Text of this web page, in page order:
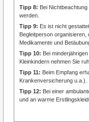
Tipp 8: Bei
werden.
Tipp 9: Es ist nicht
Begleitperson
Medikamente und
Tipp 10: Bei
Kleinkindern nehmen Sie
Tipp 11: Beim Empfang
Krankenversicherung u.a.).
Tipp 12: Bei einer
und an warme